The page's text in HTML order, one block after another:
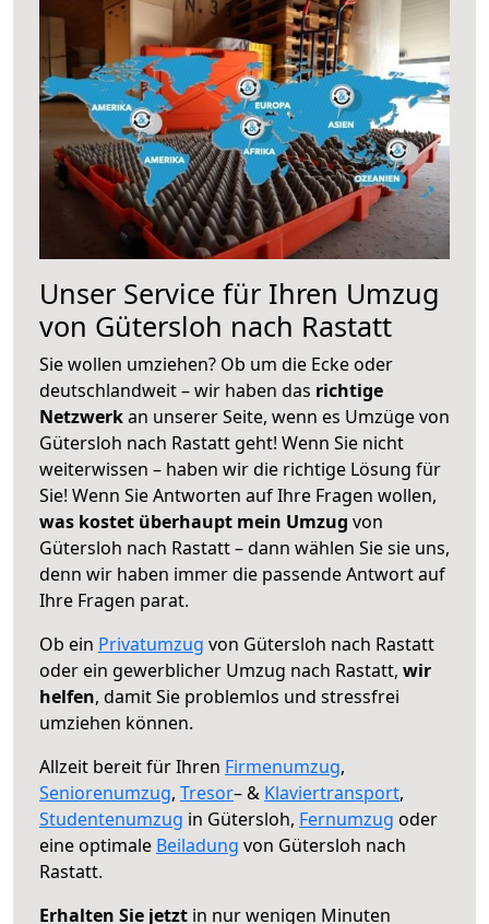
Unser Service für Ihren Umzug
von Gütersloh nach Rastatt
Sie wollen umziehen? Ob um die Ecke oder
deutschlandweit – wir haben das richtige
Netzwerkan unserer Seite, wenn es Umzüge von
Gütersloh nach Rastatt geht! Wenn Sie nicht
weiterwissen – haben wir die richtige Lösung für
Sie! Wenn Sie Antworten auf Ihre Fragen wollen,
was kostet überhaupt mein Umzug von
Gütersloh nach Rastatt – dann wählen Sie sie uns,
denn wir haben immer die passende Antwort auf
Ihre Fragen parat.
Ob ein Privatumzug von Gütersloh nach Rastatt
oder ein gewerblicher Umzug nach Rastatt, wir
helfen, damit Sie problemlos und stressfrei
umziehen können.
Allzeit bereit für Ihren Firmenumzug,
Seniorenumzug, Tresor– & Klaviertransport,
Studentenumzug in Gütersloh, Fernumzug oder
eine optimale Beiladung von Gütersloh nach
Rastatt.
Erhalten Sie jetzt in nur wenigen Minuten